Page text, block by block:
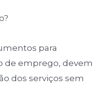
para
de emprego, devem
dos serviços sem